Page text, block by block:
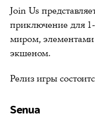
Join Us
приключение для
миром,
экшеном.
Релиз игры
Senua